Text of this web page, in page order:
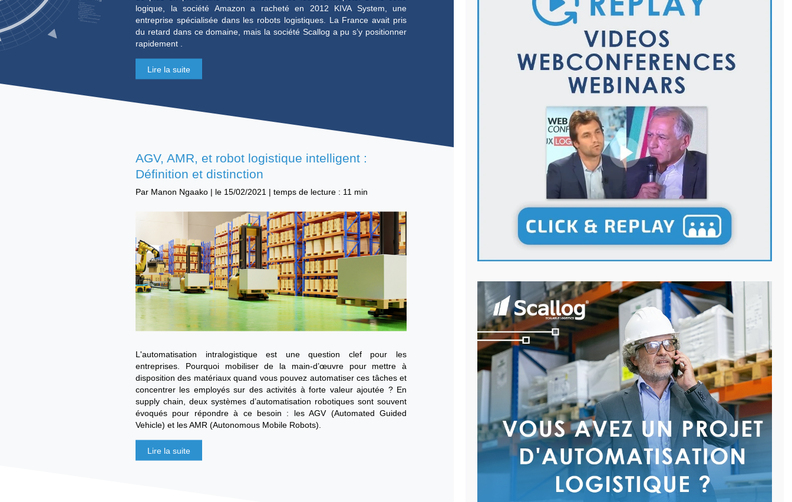
Amazon Robotics et les robots logistiques en
supply chain
Les entreprises supply chain qui souhaitent augmenter leur productivité
et réduire les activités trop répétitives de leurs opérateurs investissent
de plus en plus dans l'automatisation de leurs entrepôts. Dans cette
logique, la société Amazon a racheté en 2012 KIVA System, une
entreprise spécialisée dans les robots logistiques. La France avait pris
du retard dans ce domaine, mais la société Scallog a pu s’y positionner
rapidement .
Lire la suite